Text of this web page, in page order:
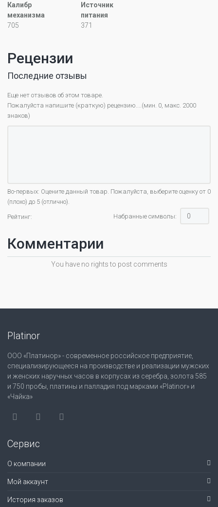
Калибр
механизма
705
Источник
питания
371
Рецензии
Последние отзывы
Еще нет отзывов об этом товаре.
Пожалуйста напишите (краткую) рецензию....(мин. 0, макс. 2000
знаков)
Во-первых: Оцените данный товар. Пожалуйста, выберите оценку от 0
(плохо) до 5 (отлично).
Рейтинг: Набранные символы:
Комментарии
You have no rights to post comments
Platinor
ООО «Платинор» - современное российское предприятие,
специализирующееся на производстве и реализации мужских
и женских наручных часов в корпусах из серебра, золота 585
и 750 пробы, платины и палладия под марками «Platinor» и
«Чайка»
Сервис
О компании
Мой аккаунт
История заказов